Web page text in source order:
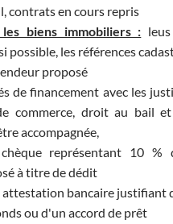
contrats en cours repris
biens immobiliers :
possible, les références
proposé
de financement avec les
commerce, droit au bail et
accompagnée,
représentant 10
à titre de dédit
bancaire justifiant
ou d'un accord de prêt